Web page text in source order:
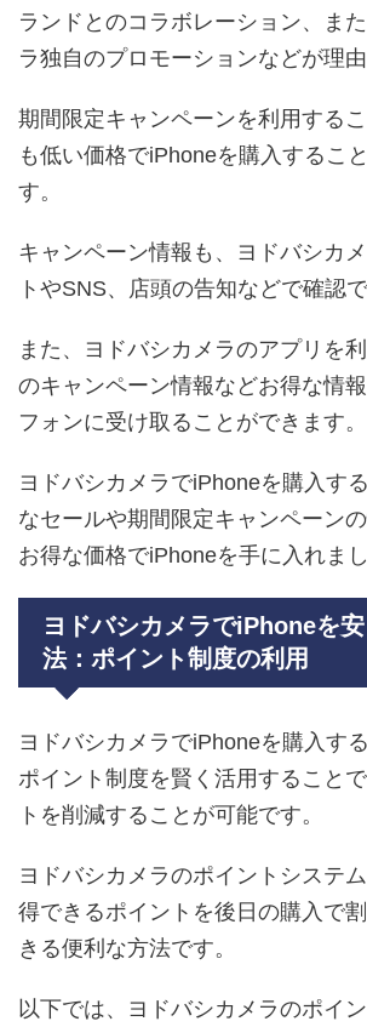
ランドとのコラボレーション、ま
ラ独自のプロモーションなどが理由
期間限定キャンペーンを利用する
も低い価格でiPhoneを購入するこ
す。
キャンペーン情報も、ヨドバシカ
トやSNS、店頭の告知などで確認で
また、ヨドバシカメラのアプリを
のキャンペーン情報などお得な情
フォンに受け取ることができます。
ヨドバシカメラでiPhoneを購入す
なセールや期間限定キャンペーン
お得な価格でiPhoneを手に入れまし
ヨドバシカメラでiPhoneを
法：ポイント制度の利用
ヨドバシカメラでiPhoneを購入す
ポイント制度を賢く活用すること
トを削減することが可能です。
ヨドバシカメラのポイントシステ
得できるポイントを後日の購入で
きる便利な方法です。
以下では、ヨドバシカメラのポイ